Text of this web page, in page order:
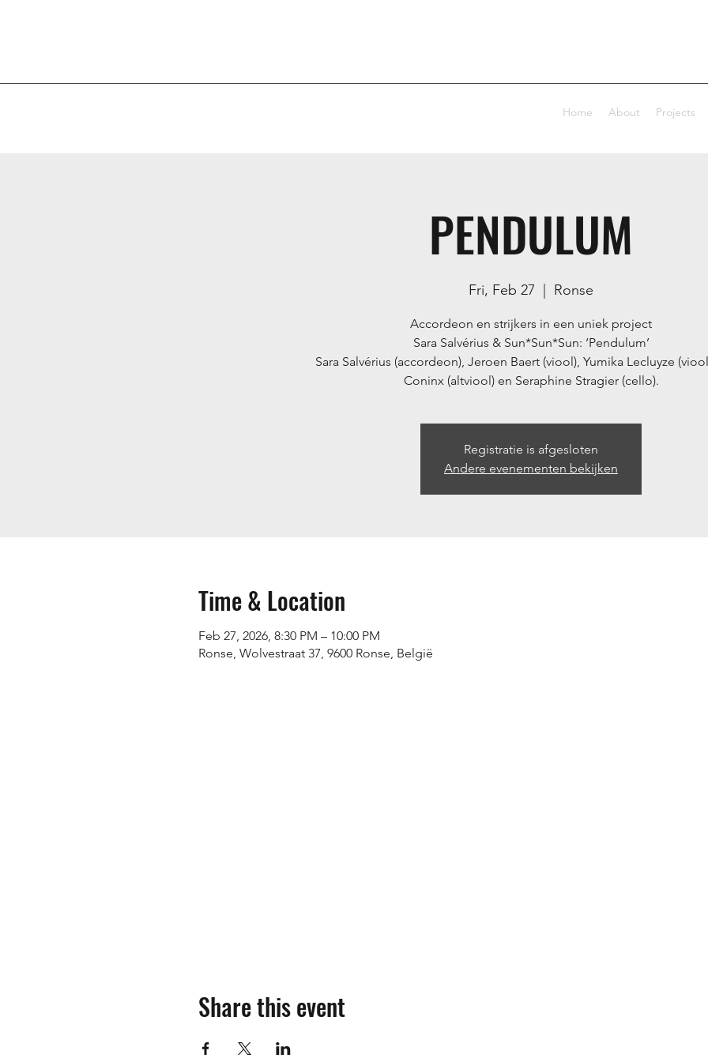
Home About Projects
PENDULUM
Fri, Feb 27
  |
Ronse
Accordeon en strijkers in een uniek project
Sara Salvérius & Sun*Sun*Sun: ‘Pendulum’
Sara Salvérius (accordeon), Jeroen Baert (viool), Yumika Lecluyze
Coninx (altviool) en Seraphine Stragier (cello).
Registratie is afgesloten
Andere evenementen bekijken
Time & Location
Feb 27, 2026, 8:30 PM – 10:00 PM
Ronse, Wolvestraat 37, 9600 Ronse, België
Share this event